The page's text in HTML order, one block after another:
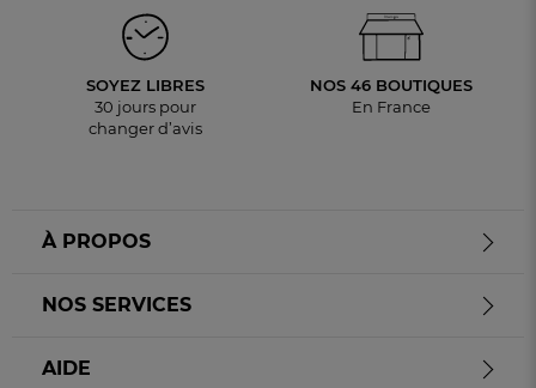
SOYEZ LIBRES
30 jours pour
changer d’avis
NOS 46 BOUTIQUES
En France
À PROPOS
NOS SERVICES
AIDE